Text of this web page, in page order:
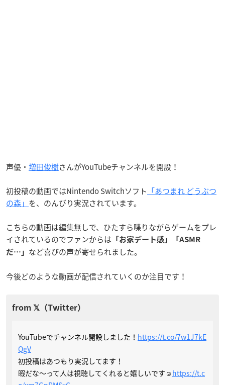
声優・ 増田俊樹さんがYouTubeチャンネルを開設！
初投稿の動画ではNintendo Switchソフト 「あつまれ どうぶつ
の森」 を、のんびり実況されています。
こちらの動画は編集無しで、ひたすら喋りながらゲームをプレ
イされているのでファンからは 「お家デート感」「ASMR
だ…」 など喜びの声が寄せられました。
今後どのような動画が配信されていくのか注目です！
YouTubeでチャンネル開設しました！ https://t.co/7w1J7kE
QgV
初投稿はあつもり実況してます！
暇だな〜って人は視聴してくれると嬉しいです☺️https://t.c